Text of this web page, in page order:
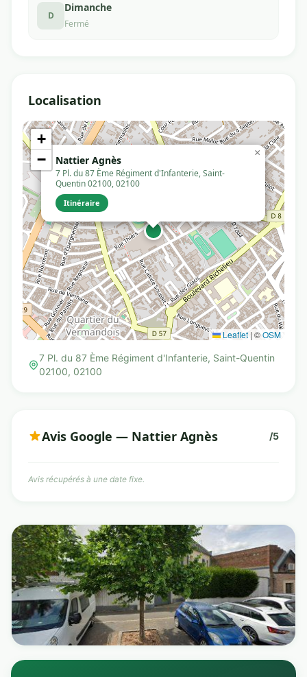
D
Dimanche
Fermé
Localisation
Nattier Agnès
7 Pl. du 87 Ème Régiment d'Infanterie, Saint-
Quentin 02100, 02100
Itinéraire
×
+
−
Leaflet | ©OSM
7 Pl. du 87 Ème Régiment d'Infanterie, Saint-Quentin
02100, 02100
Avis Google — Nattier Agnès /5
Avis récupérés à une date fixe.